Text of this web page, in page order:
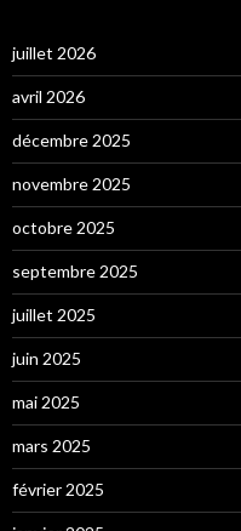
juillet 2026
avril 2026
décembre 2025
novembre 2025
octobre 2025
septembre 2025
juillet 2025
juin 2025
mai 2025
mars 2025
février 2025